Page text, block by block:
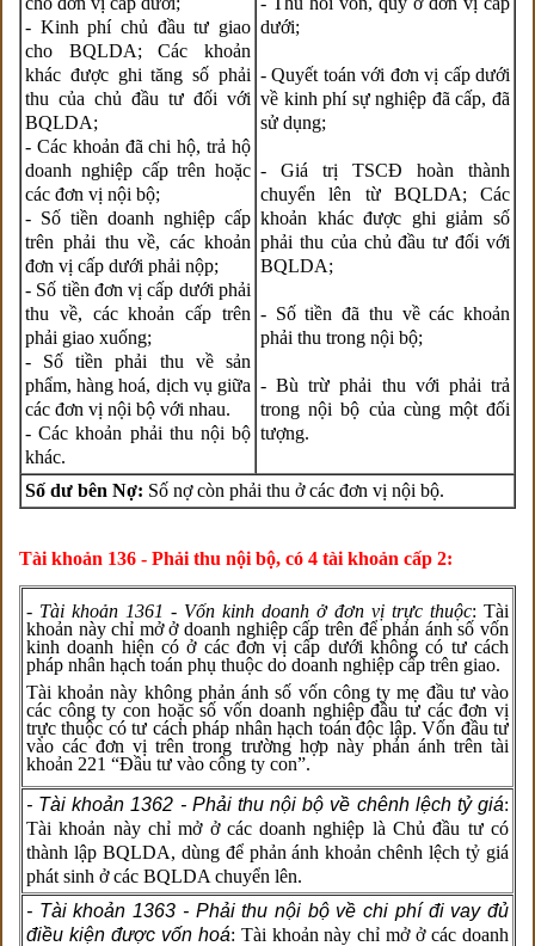
- Kinh phí chủ đầu tư giao
cho BQLDA; Các khoản
khác được ghi tăng số phải
thu của chủ đầu tư đối với
BQLDA;
- Các khoản đã chi hộ, trả hộ
doanh nghiệp cấp trên hoặc
các đơn vị nội bộ;
- Số tiền doanh nghiệp cấp
trên phải thu về, các khoản
đơn vị cấp dưới phải nộp;
- Số tiền đơn vị cấp dưới phải
thu về, các khoản cấp trên
phải giao xuống;
- Số tiền phải thu về sản
phẩm, hàng hoá, dịch vụ giữa
các đơn vị nội bộ với nhau.
- Các khoản phải thu nội bộ
khác.
dưới;
- Quyết toán với đơn vị cấp dưới
về kinh phí sự nghiệp đã cấp, đã
sử dụng;
- Giá trị TSCĐ hoàn thành
chuyển lên từ BQLDA; Các
khoản khác được ghi giảm số
phải thu của chủ đầu tư đối với
BQLDA;
- Số tiền đã thu về các khoản
phải thu trong nội bộ;
- Bù trừ phải thu với phải trả
trong nội bộ của cùng một đối
tượng.
Số dư bên Nợ: Số nợ còn phải thu ở các đơn vị nội bộ.
Tài khoản 136 - Phải thu nội bộ, có 4 tài khoản cấp 2:
- Tài khoản 1361 - Vốn kinh doanh ở đơn vị trực thuộc: Tài
khoản này chỉ mở ở doanh nghiệp cấp trên để phản ánh số vốn
kinh doanh hiện có ở các đơn vị cấp dưới không có tư cách
pháp nhân hạch toán phụ thuộc do doanh nghiệp cấp trên giao.
Tài khoản này không phản ánh số vốn công ty mẹ đầu tư vào
các công ty con hoặc số vốn doanh nghiệp đầu tư các đơn vị
trực thuộc có tư cách pháp nhân hạch toán độc lập. Vốn đầu tư
vào các đơn vị trên trong trường hợp này phản ánh trên tài
khoản 221 “Đầu tư vào công ty con”.
- Tài khoản 1362 - Phải thu nội bộ về chênh lệch tỷ giá:
Tài khoản này chỉ mở ở các doanh nghiệp là Chủ đầu tư có
thành lập BQLDA, dùng để phản ánh khoản chênh lệch tỷ giá
phát sinh ở các BQLDA chuyển lên.
- Tài khoản 1363 - Phải thu nội bộ về chi phí đi vay đủ
điều kiện được vốn hoá: Tài khoản này chỉ mở ở các doanh